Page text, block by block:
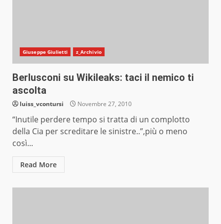
Giuseppe Giulietti z_Archivio
Berlusconi su Wikileaks: taci il nemico ti
ascolta
luiss_vcontursi Novembre 27, 2010
“Inutile perdere tempo si tratta di un complotto
della Cia per screditare le sinistre..”,più o meno
così...
Read More